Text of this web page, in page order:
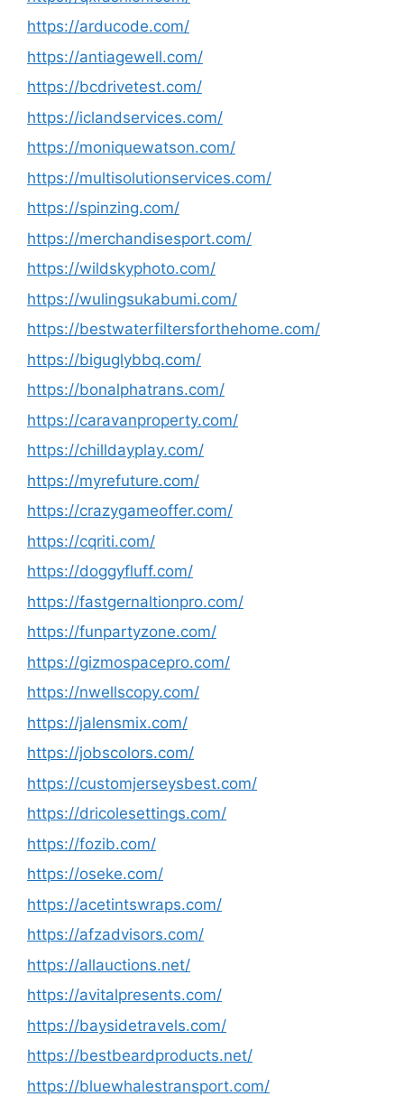
https://arducode.com/
https://antiagewell.com/
https://bcdrivetest.com/
https://iclandservices.com/
https://moniquewatson.com/
https://multisolutionservices.com/
https://spinzing.com/
https://merchandisesport.com/
https://wildskyphoto.com/
https://wulingsukabumi.com/
https://bestwaterfiltersforthehome.com/
https://biguglybbq.com/
https://bonalphatrans.com/
https://caravanproperty.com/
https://chilldayplay.com/
https://myrefuture.com/
https://crazygameoffer.com/
https://cqriti.com/
https://doggyfluff.com/
https://fastgernaltionpro.com/
https://funpartyzone.com/
https://gizmospacepro.com/
https://nwellscopy.com/
https://jalensmix.com/
https://jobscolors.com/
https://customjerseysbest.com/
https://dricolesettings.com/
https://fozib.com/
https://oseke.com/
https://acetintswraps.com/
https://afzadvisors.com/
https://allauctions.net/
https://avitalpresents.com/
https://baysidetravels.com/
https://bestbeardproducts.net/
https://bluewhalestransport.com/